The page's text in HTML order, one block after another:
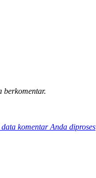
berkomentar.
komentar Anda diproses